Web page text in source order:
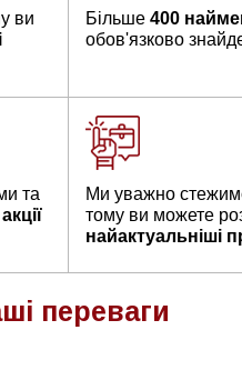
ви
Більше 400
обов'язково
та
Ми уважно
тому ви можете
найактуальніші
переваги